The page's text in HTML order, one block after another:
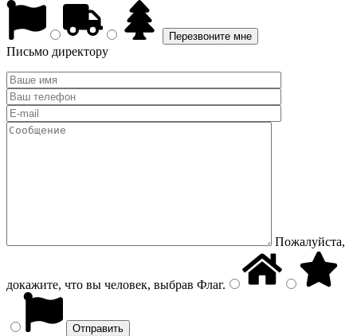
Письмо директору
Пожалуйста,
докажите, что вы человек, выбрав Флаг.